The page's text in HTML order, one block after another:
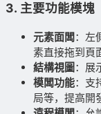
3. 主要功能模塊
元素面闆：左
素直接拖到頁
結構視圖 ：展
模闆功能：支
局等，提高開